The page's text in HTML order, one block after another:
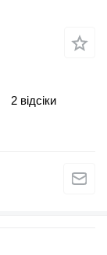
2 відсіки